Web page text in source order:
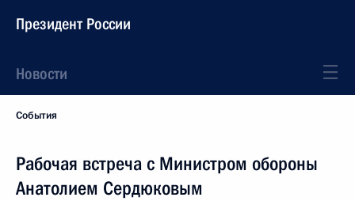
Президент России
Новости
События
Рабочая встреча с Министром обороны
Анатолием Сердюковым